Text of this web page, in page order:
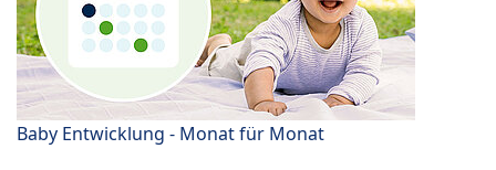
Baby Entwicklung - Monat für Monat